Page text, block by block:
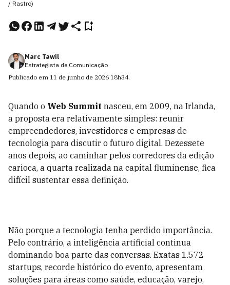
/ Rastro)
Marc Tawil
Estrategista de Comunicação
Publicado em 11 de junho de 2026 18h34.
Quando o Web Summit nasceu, em 2009, na Irlanda,
a proposta era relativamente simples: reunir
empreendedores, investidores e empresas de
tecnologia para discutir o futuro digital. Dezessete
anos depois, ao caminhar pelos corredores da edição
carioca, a quarta realizada na capital fluminense, fica
difícil sustentar essa definição.
Não porque a tecnologia tenha perdido importância.
Pelo contrário, a inteligência artificial continua
dominando boa parte das conversas. Exatas 1.572
startups, recorde histórico do evento, apresentam
soluções para áreas como saúde, educação, varejo,